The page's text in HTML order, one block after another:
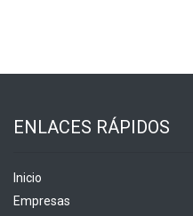
ENLACES RÁPIDOS
Inicio
Empresas